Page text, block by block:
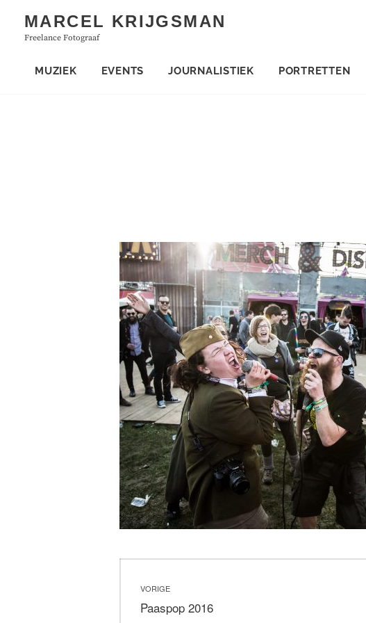
content
MARCEL KRIJGSMAN
Freelance Fotograaf
MUZIEK EVENTS JOURNALISTIEK PORTRETTEN
navigatie
VORIGE
Vorig
Paaspop 2016